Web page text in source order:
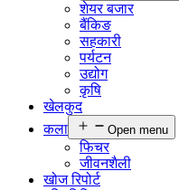
शेयर बजार
बैंकिङ
सहकारी
पर्यटन
उद्योग
कृषि
खेलकुद
कला
Open menu
फिचर
जीवनशैली
खोज रिपोर्ट